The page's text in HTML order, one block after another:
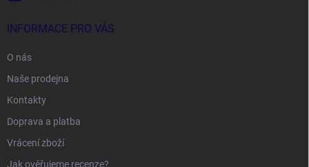
INFORMACE PRO VÁS
O nás
Naše prodejna
Kontakty
Doprava a platba
Vrácení zboží
Jak ověřujeme recenze?